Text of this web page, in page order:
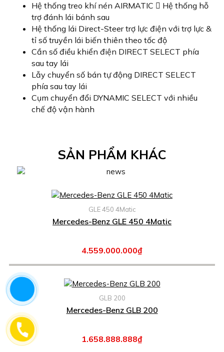
Hệ thống treo khí nén AIRMATIC  Hệ thống hỗ
trợ đánh lái bánh sau
Hệ thống lái Direct-Steer trợ lực điện với trợ lực &
tỉ số truyền lái biến thiên theo tốc độ
Cần số điều khiển điện DIRECT SELECT phía
sau tay lái
Lẫy chuyển số bán tự động DIRECT SELECT
phía sau tay lái
Cụm chuyển đổi DYNAMIC SELECT với nhiều
chế độ vận hành
SẢN PHẨM KHÁC
GLE 450 4Matic
Mercedes-Benz GLE 450 4Matic
4.559.000.000₫
GLB 200
Mercedes-Benz GLB 200
1.658.888.888₫